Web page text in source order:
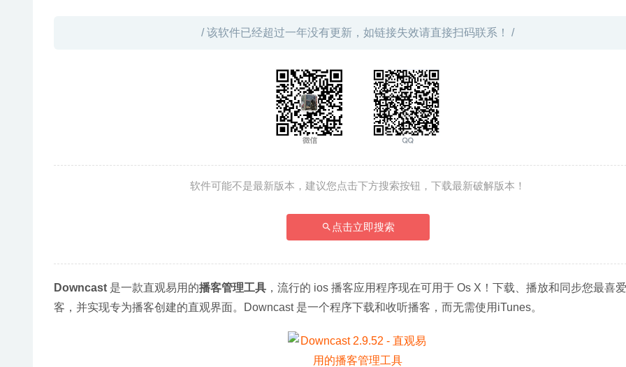
/ 该软件已经超过一年没有更新，如链接失效请直接扫码联系！ /
软件可能不是最新版本，建议您点击下方搜索按钮，下载最新破解版本！
点击立即搜索
Downcast 是一款直观易用的播客管理工具 ，流行的 ios 播客应用程序现在可用于 Os X！下载、播放和同步您最喜
客，并实现专为播客创建的直观界面。Downcast 是一个程序下载和收听播客，而无需使用iTunes。